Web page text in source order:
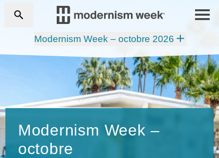
Modernism Week – octobre 2026
Modernism Week –
octobre